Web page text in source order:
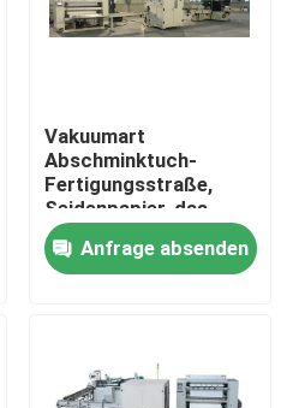
Vakuumart
Abschminktuch-
Fertigungsstraße,
Seidenpapier, das
Maschine umwandelt
Anfrage absenden